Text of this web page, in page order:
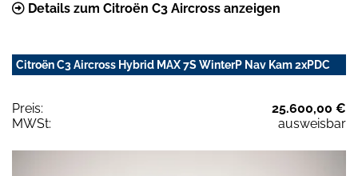
Details zum Citroën C3 Aircross anzeigen
Citroën C3 Aircross Hybrid MAX 7S WinterP Nav Kam 2xPDC
Preis:
25.600,00 €
MWSt:
ausweisbar